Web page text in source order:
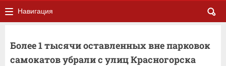
Навигация
Более 1 тысячи оставленных вне парковок
самокатов убрали с улиц Красногорска